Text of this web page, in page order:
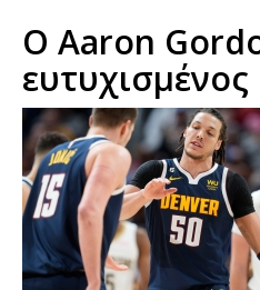
O Aaron
ευτυχισμένος